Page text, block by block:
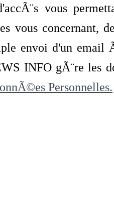
vous
vous concernant,
envoi d'un
INFO gÃ¨re les
Personnelles.